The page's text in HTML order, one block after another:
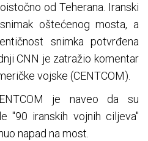
od Teherana. Iranski
oštećenog mosta, a
snimka potvrđena
CNN je zatražio komentar
vojske (CENTCOM).
je naveo da su
"90 iranskih vojnih ciljeva"
napad na most.